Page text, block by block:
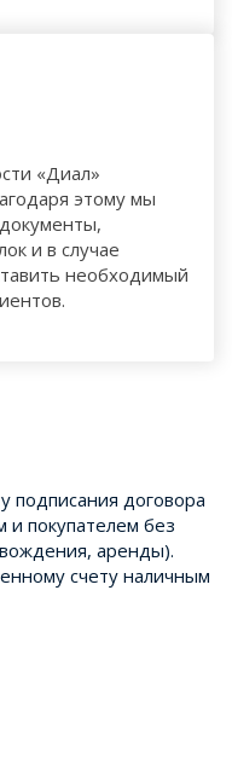
«Диал»
этому мы
и в случае
необходимый
подписания договора
покупателем без
аренды).
счету наличным